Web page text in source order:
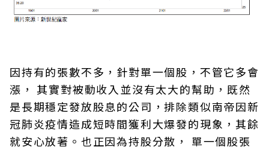
因持有的張數不多，針對單一個股，不管它多會
漲， 其實對被動收入並沒有太大的幫助，既然
是長期穩定發放股息的公司，排除類似南帝因新
冠肺炎疫情造成短時間獲利大爆發的現象，其餘
就安心放著。也正因為持股分散， 單一個股張